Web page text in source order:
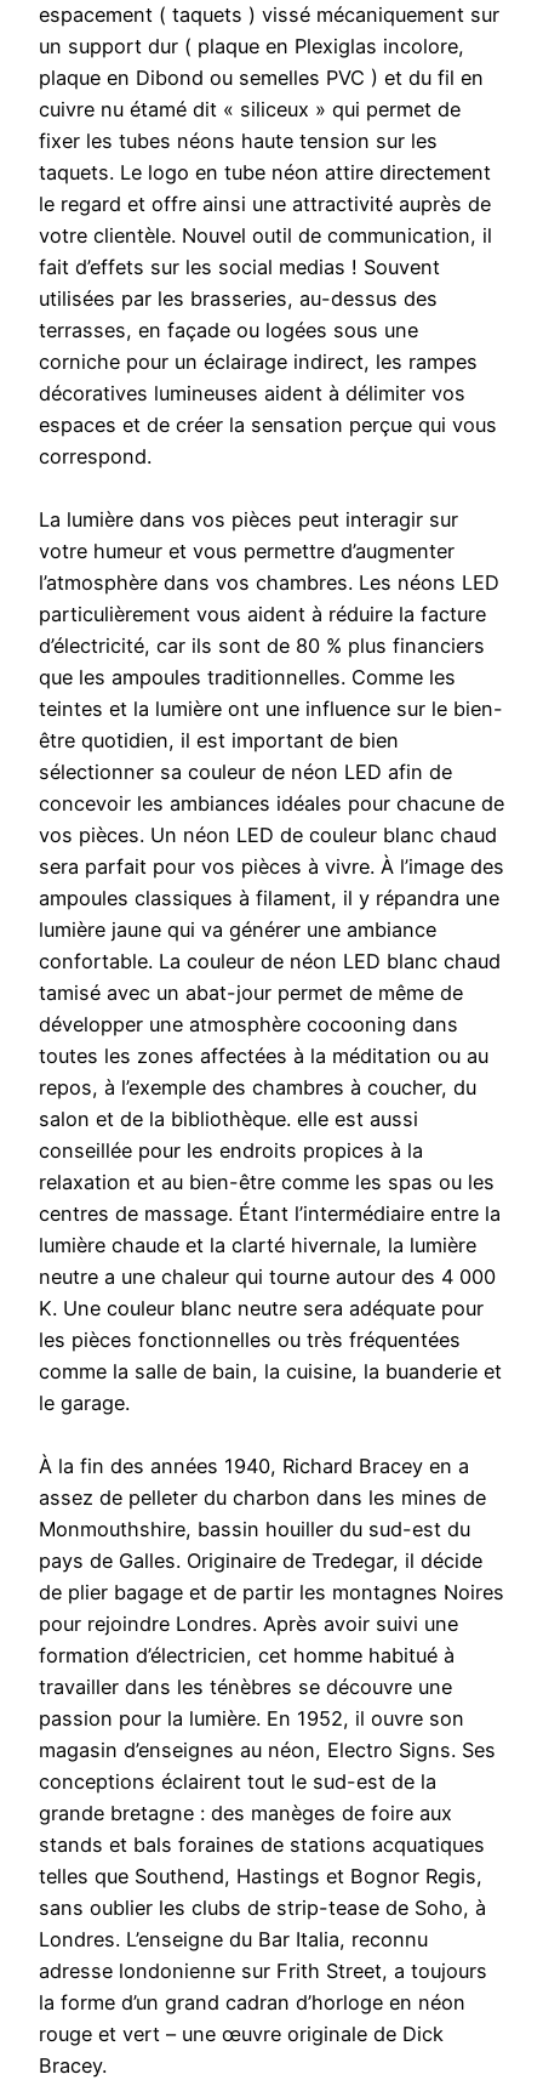
espacement ( taquets ) vissé mécaniquement sur
un support dur ( plaque en Plexiglas incolore,
plaque en Dibond ou semelles PVC ) et du fil en
cuivre nu étamé dit « siliceux » qui permet de
fixer les tubes néons haute tension sur les
taquets. Le logo en tube néon attire directement
le regard et offre ainsi une attractivité auprès de
votre clientèle. Nouvel outil de communication, il
fait d’effets sur les social medias ! Souvent
utilisées par les brasseries, au-dessus des
terrasses, en façade ou logées sous une
corniche pour un éclairage indirect, les rampes
décoratives lumineuses aident à délimiter vos
espaces et de créer la sensation perçue qui vous
correspond.
La lumière dans vos pièces peut interagir sur
votre humeur et vous permettre d’augmenter
l’atmosphère dans vos chambres. Les néons LED
particulièrement vous aident à réduire la facture
d’électricité, car ils sont de 80 % plus financiers
que les ampoules traditionnelles. Comme les
teintes et la lumière ont une influence sur le bien-
être quotidien, il est important de bien
sélectionner sa couleur de néon LED afin de
concevoir les ambiances idéales pour chacune de
vos pièces. Un néon LED de couleur blanc chaud
sera parfait pour vos pièces à vivre. À l’image des
ampoules classiques à filament, il y répandra une
lumière jaune qui va générer une ambiance
confortable. La couleur de néon LED blanc chaud
tamisé avec un abat-jour permet de même de
développer une atmosphère cocooning dans
toutes les zones affectées à la méditation ou au
repos, à l’exemple des chambres à coucher, du
salon et de la bibliothèque. elle est aussi
conseillée pour les endroits propices à la
relaxation et au bien-être comme les spas ou les
centres de massage. Étant l’intermédiaire entre la
lumière chaude et la clarté hivernale, la lumière
neutre a une chaleur qui tourne autour des 4 000
K. Une couleur blanc neutre sera adéquate pour
les pièces fonctionnelles ou très fréquentées
comme la salle de bain, la cuisine, la buanderie et
le garage.
À la fin des années 1940, Richard Bracey en a
assez de pelleter du charbon dans les mines de
Monmouthshire, bassin houiller du sud-est du
pays de Galles. Originaire de Tredegar, il décide
de plier bagage et de partir les montagnes Noires
pour rejoindre Londres. Après avoir suivi une
formation d’électricien, cet homme habitué à
travailler dans les ténèbres se découvre une
passion pour la lumière. En 1952, il ouvre son
magasin d’enseignes au néon, Electro Signs. Ses
conceptions éclairent tout le sud-est de la
grande bretagne : des manèges de foire aux
stands et bals foraines de stations acquatiques
telles que Southend, Hastings et Bognor Regis,
sans oublier les clubs de strip-tease de Soho, à
Londres. L’enseigne du Bar Italia, reconnu
adresse londonienne sur Frith Street, a toujours
la forme d’un grand cadran d’horloge en néon
rouge et vert – une œuvre originale de Dick
Bracey.